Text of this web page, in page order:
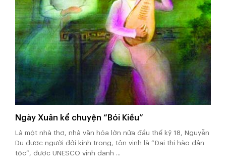
Ngày Xuân kể chuyện “Bói Kiều”
Là một nhà thơ, nhà văn hóa lớn nửa đầu thế kỷ 18, Nguyễn
Du được người đời kính trọng, tôn vinh là “Đại thi hào dân
tộc”, được UNESCO vinh danh ...